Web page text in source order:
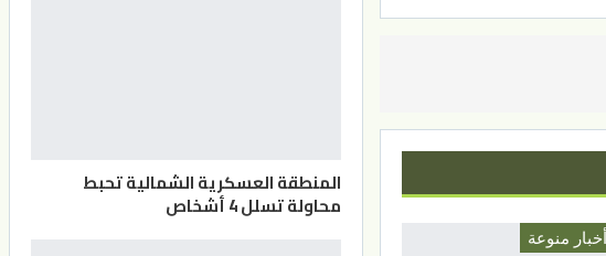
أخبار منوعة
المنطقة العسكرية الشمالية تحبط
محاولة تسلل 4 أشخاص